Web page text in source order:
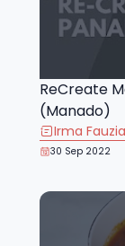
ReCreate
(Manado)
Irma Fauzia
30 Sep 2022